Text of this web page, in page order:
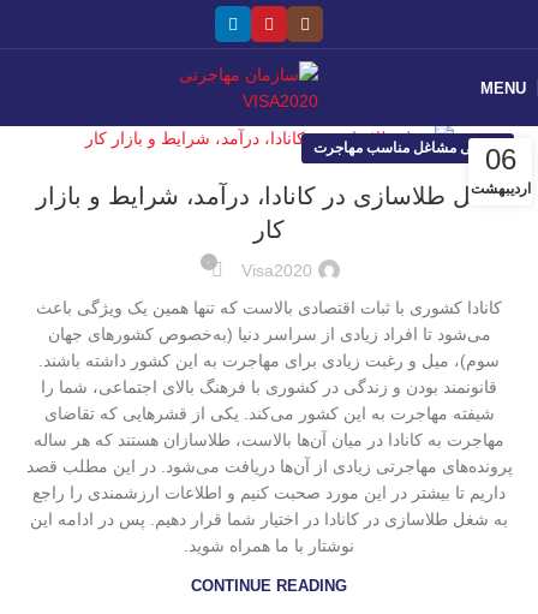
MENU
06
اردیبهشت
معرفی مشاغل مناسب مهاجرت
شغل طلاسازی در کانادا، درآمد، شرایط و بازار
کار
Visa2020 ۰
کانادا کشوری با ثبات اقتصادی بالاست که تنها همین یک ویژگی باعث
می‌شود تا افراد زیادی از سراسر دنیا (به‌خصوص کشورهای جهان
سوم)، میل و رغبت زیادی برای مهاجرت به این کشور داشته باشند.
قانونمند بودن و زندگی در کشوری با فرهنگ بالای اجتماعی، شما را
شیفته مهاجرت به این کشور می‌کند. یکی از قشرهایی که تقاضای
مهاجرت به کانادا در میان آن‌ها بالاست، طلاسازان هستند که هر ساله
پرونده‌های مهاجرتی زیادی از آن‌ها دریافت می‌شود. در این مطلب قصد
داریم تا بیشتر در این مورد صحبت کنیم و اطلاعات ارزشمندی را راجع
به شغل طلاسازی در کانادا در اختیار شما قرار دهیم. پس در ادامه این
نوشتار با ما همراه شوید.
CONTINUE READING